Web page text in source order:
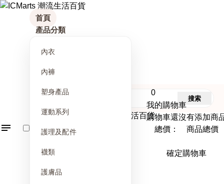
首頁
產品分類
內衣
內褲
塑身產品
運動系列
護理及配件
襪類
護膚品
0
我的購物車
購物車還沒有添加商
總價： 商品總價
確定購物車
搜索